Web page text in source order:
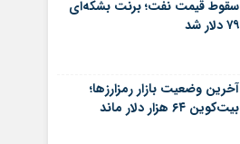
سقوط قیمت نفت؛ برنت بشکه‌ای
۷۹ دلار شد
آخرین وضعیت بازار رمزارزها؛
بیت‌کوین ۶۴ هزار دلار ماند